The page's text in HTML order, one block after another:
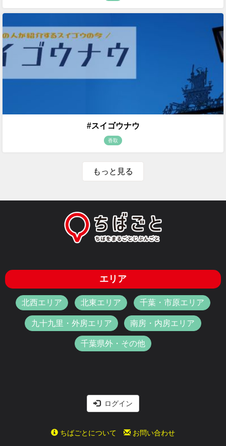
#スイゴウナウ
香取
もっと見る
エリア
北西エリア 北東エリア 千葉・市原エリア
九十九里・外房エリア 南房・内房エリア
千葉県外・その他
ログイン
ちばごとについて お問い合わせ